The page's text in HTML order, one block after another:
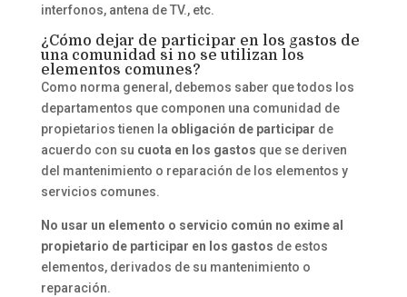
interfonos, antena de TV., etc.
¿Cómo dejar de participar en los gastos de
una comunidad si no se utilizan los
elementos comunes?
Como norma general, debemos saber que todos los
departamentos que componen una comunidad de
propietarios tienen la obligación de participar de
acuerdo con su cuota en los gastos que se deriven
del mantenimiento o reparación de los elementos y
servicios comunes.
No usar un elemento o servicio común no exime al
propietario de participar en los gastos de estos
elementos, derivados de su mantenimiento o
reparación.